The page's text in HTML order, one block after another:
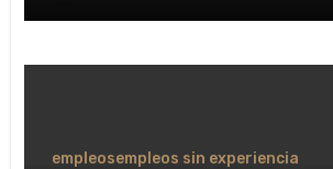
EMPRESA LOGÍSTICA
empleosempleos sin experiencia